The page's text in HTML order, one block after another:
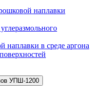
наплавки
наплавки в среде аргона
УПШ-1200